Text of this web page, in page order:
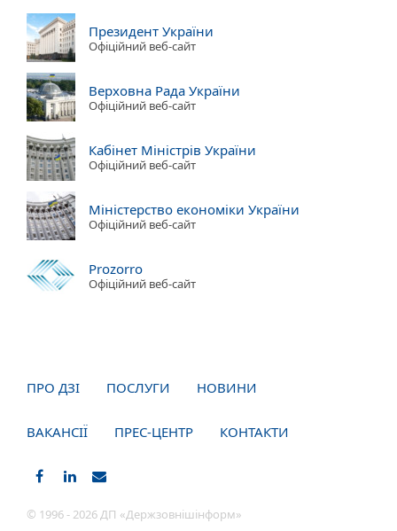
Президент України
Офіційний веб-сайт
Верховна Рада України
Офіційний веб-сайт
Кабінет Міністрів України
Офіційний веб-сайт
Міністерство економіки України
Офіційний веб-сайт
Prozorro
Офіційний веб-сайт
ПРО ДЗІ ПОСЛУГИ НОВИНИ
ВАКАНСІЇ ПРЕС-ЦЕНТР КОНТАКТИ
© 1996 - 2026 ДП «Держзовнішінформ»